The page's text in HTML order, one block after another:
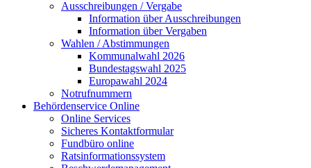
Ausschreibungen / Vergabe
Information über Ausschreibungen
Information über Vergaben
Wahlen / Abstimmungen
Kommunalwahl 2026
Bundestagswahl 2025
Europawahl 2024
Notrufnummern
Behördenservice Online
Online Services
Sicheres Kontaktformular
Fundbüro online
Ratsinformationssystem